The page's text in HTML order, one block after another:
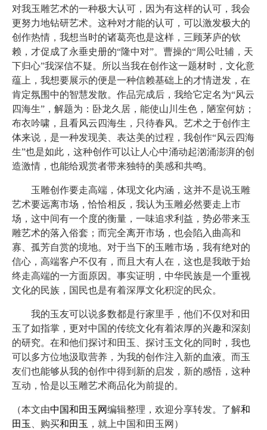
对我玉雕艺术的一种极大认可，因为有这样的认可，我会
更努力地钻研艺术。这种对才能的认可，可以激发极大的
创作热情，我想当时的诸葛亮也是这样，三顾茅庐的钦
赖，才促成了永垂史册的“隆中对”。曹操的“周公吐辅，天
下归心”我深信不疑。所以当我在创作这一题材时，文化意
蕴上，我想要展示的便是一种信赖基础上的才情迸发，在
肯定氛围中的智慧发散。作品完成后，我给它定名为“风云
四海生”，解题为：卧龙久居，能使山川生色，陋室何妨；
布衣吟啸，且看风云四海生，只待春风。艺术之于创作主
体来说，是一种发现美、表达美的过程，我创作“风云四海
生”也是如此，这种创作可以让人心中涌动起汹涌澎湃的创
造激情，也能给观赏者带来独特的美感和共鸣。
玉雕创作要走高端，体现文化内涵，这并不是说玉雕
艺术要远离市场，恰恰相反，我认为玉雕必然要走上市
场，这中间有一个度的衡量，一味追求利益，势必带来玉
雕艺术的落入俗套；而完全离开市场，也会陷入曲高和
寡、孤芳自赏的境地。对于当下的玉雕市场，我有绝对的
信心，高端客户不仅有，而且大有人在，这也是我敢于始
终走高端的一方面原因。事实证明，中华民族是一个重视
文化的民族，国民也是有着深厚文化积淀的民众。
我的玉友可以说多数都是行家里手，他们不仅对和田
玉了如指掌，更对中国的传统文化有着浓厚的兴趣和深刻
的研究。在和他们探讨和田玉、探讨玉文化的同时，我也
可以多方位地汲取营养，为我的创作注入新的血液。而玉
友们也能够从我的创作中得到新的启发，新的感悟，这种
互动，恰是以玉雕艺术商品化为前提的。
（本文由中国和田玉网编辑整理，欢迎分享转发。了解和
田玉
、购买和田玉 ，就上中国和田玉网）